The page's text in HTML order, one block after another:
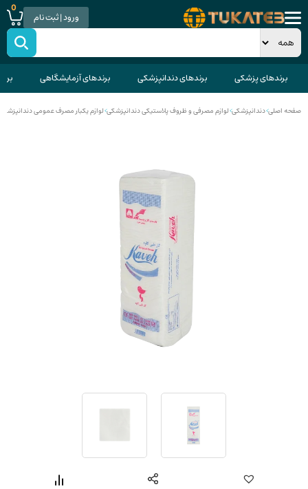
ورود | ثبت نام
0
برندهای پزشکی برندهای دندانپزشکی برندهای آزمایشگاهی
صفحه اصلی>دندانپزشکی>لوازم مصرفی و ظروف پلاستیکی دندانپزشکی>لوازم یکبار مصرف عمومی